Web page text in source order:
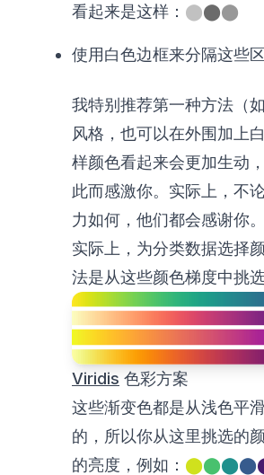
看起来是这样： ⬤⬤⬤
使用白色边框来分隔这些
我特别推荐第一种方法（
风格，也可以在外围加上
样颜色看起来会更加生动
此而感激你。实际上，不
力如何，他们都会感谢你。
实际上，为分类数据选择
法是从这些颜色梯度中挑选
Viridis 色彩方案
这些渐变色都是从浅色平
的，所以你从这里挑选的
的亮度，例如： ⬤⬤⬤⬤